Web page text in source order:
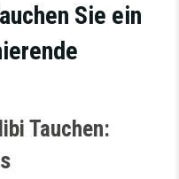
Sie ein
Tauchen: